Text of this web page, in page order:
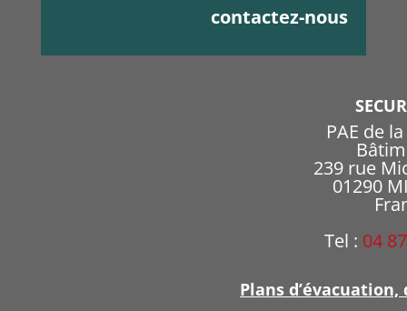
contactez-nous
PAE de
239 rue
01290
Tel : 04
Plans